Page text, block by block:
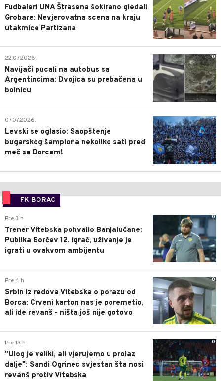
Fudbaleri UNA Štrasena šokirano gledali
Grobare: Nevjerovatna scena na kraju
utakmice Partizana
0
22.07.2026.
Navijači pucali na autobus sa
Argentincima: Dvojica su prebačena u
bolnicu
1
07.07.2026.
Levski se oglasio: Saopštenje
bugarskog šampiona nekoliko sati pred
meč sa Borcem!
FK BORAC
0
Pre 3 h
Trener Vitebska pohvalio Banjalučane:
Publika Borčev 12. igrač, uživanje je
igrati u ovakvom ambijentu
0
Pre 4 h
Srbin iz redova Vitebska o porazu od
Borca: Crveni karton nas je poremetio,
ali ide revanš - ništa još nije gotovo
0
Pre 13 h
"Ulog je veliki, ali vjerujemo u prolaz
dalje": Sandi Ogrinec svjestan šta nosi
revanš protiv Vitebska